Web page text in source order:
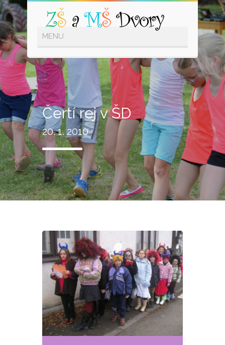
Čertí rej v ŠD
20. 1. 2010